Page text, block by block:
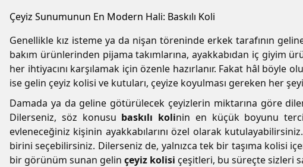
Çeyiz Sunumunun En Modern Hali: Baskılı Koli
Genellikle kız isteme ya da nişan töreninde erkek tarafının
bakım ürünlerinden pijama takımlarına, ayakkabıdan iç giyim
her ihtiyacını karşılamak için özenle hazırlanır. Fakat hâl
ise gelin çeyiz kolisi ve kutuları, çeyize koyulması gereken her
Damada ya da geline götürülecek çeyizlerin miktarına göre
Dilerseniz, söz konusu baskılı kolinin en küçük boyunu
evleneceğiniz kişinin ayakkabılarını özel olarak
birini seçebilirsiniz. Dilerseniz de, yalnızca tek bir taşıma kolisi
bir görünüm sunan gelin çeyiz kolisi çeşitleri, bu süreçte sizleri